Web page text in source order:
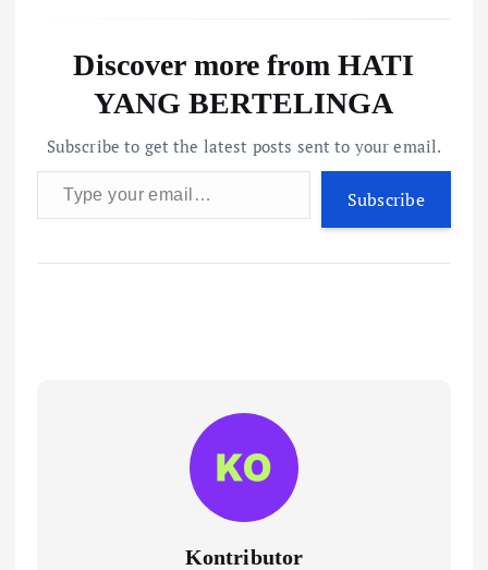
Discover more from HATI
YANG BERTELINGA
Subscribe to get the latest posts sent to your email.
Type your email…
Subscribe
Kontributor